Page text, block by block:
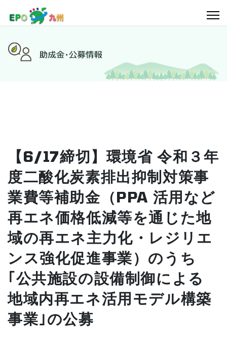
【6/17締切】環境省 令和３年
度二酸化炭素排出抑制対策事
業費等補助金（PPA 活用など
再エネ価格低減等を通じた地
域の再エネ主力化・レジリエ
ンス強化促進事業）のうち
｢公共施設の設備制御による
地域内再エネ活用モデル構築
事業｣の公募